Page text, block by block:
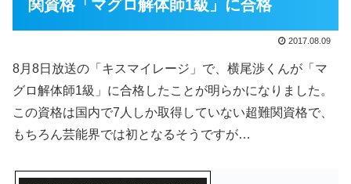
関資格「マグロ解体師1級」に合格
2017.08.09
8月8日放送の「キスマイレージ」で、横尾渉くんが「マ
グロ解体師1級」に合格したことが明らかになりました。
この資格は国内で7人しか取得していない超難関資格で、
もちろん芸能界では初となるそうですが…